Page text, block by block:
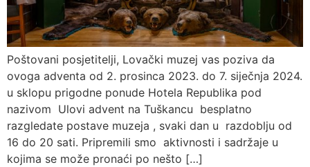
Poštovani posjetitelji, Lovački muzej vas poziva da
ovoga adventa od 2. prosinca 2023. do 7. siječnja 2024.
u sklopu prigodne ponude Hotela Republika pod
nazivom Ulovi advent na Tuškancu besplatno
razgledate postave muzeja , svaki dan u razdoblju od
16 do 20 sati. Pripremili smo aktivnosti i sadržaje u
kojima se može pronaći po nešto […]